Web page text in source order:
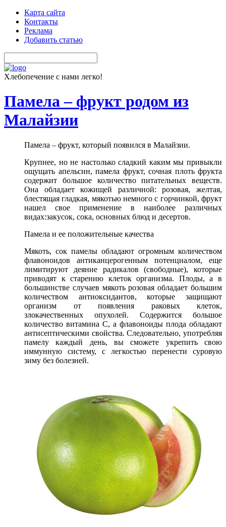
Карта сайта
Контакты
Реклама
Добавить статью
Хлебопечение с нами легко!
Памела – фрукт родом из
Малайзии
Памела – фрукт, который появился в Малайзии.
Крупнее, но не настолько сладкий каким мы привыкли
ощущать апельсин, памела фрукт, сочная плоть фрукта
содержит большое количество питательных веществ.
Она обладает кожищей различной: розовая, желтая,
блестящая гладкая, мякотью немного с горчинкой, фрукт
нашел свое применение в наиболее различных
видах:закусок, сока, основных блюд и десертов.
Памела и ее положительные качества
Мякоть, сок памелы обладают огромным количеством
флавоноидов антиканцерогенным потенциалом, еще
лимитируют деяние радикалов (свободные), которые
приводят к старению клеток организма. Плоды, а в
большинстве случаев мякоть розовая обладает большим
количеством антиоксидантов, которые защищают
организм от появления раковых клеток,
злокачественных опухолей. Содержится большое
количество витамина С, а флавоноиды плода обладают
антисептическими свойства. Следовательно, употребляя
памелу каждый день, вы сможете укрепить свою
иммунную систему, с легкостью перенести суровую
зиму без болезней.